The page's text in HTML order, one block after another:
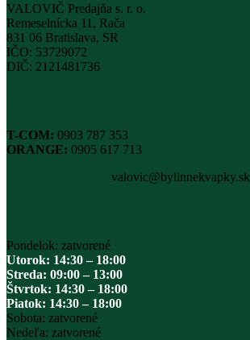
VALOVIČ Predajňa s. r. o.
Remeselnícka 11, Rača
831 06 Bratislava, SR
IČO: 53729072
DIČ: 2121481736
T-COM: 0903 787 353
ORANGE: 0905 617 713
valovic@bylinnekvapky.sk
Pondelok: zatvorené
Utorok: 14:30 – 18:00
Streda: 09:00 – 13:00
Štvrtok: 14:30 – 18:00
Piatok: 14:30 – 18:00
Sobota: zatvorené
Nedeľa: zatvorené